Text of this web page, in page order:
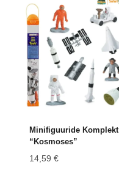
Minifiguuride Komplekt
“Kosmoses”
14,59 €